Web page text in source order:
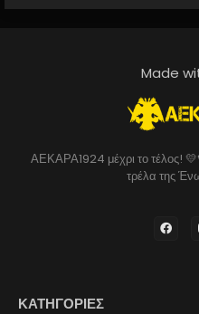
Made
ΑΕΚΑΡΑ1924 μέχρι το τέλος!
τρέλα της
ΚΑΤΗΓΟΡΙΕΣ